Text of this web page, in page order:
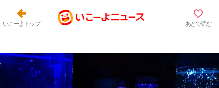
いこーよトップ あとで読む